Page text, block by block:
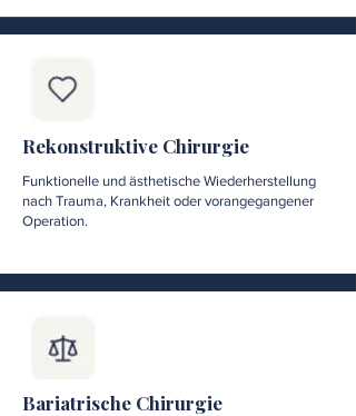
Rekonstruktive Chirurgie
Funktionelle und ästhetische Wiederherstellung
nach Trauma, Krankheit oder vorangegangener
Operation.
Bariatrische Chirurgie